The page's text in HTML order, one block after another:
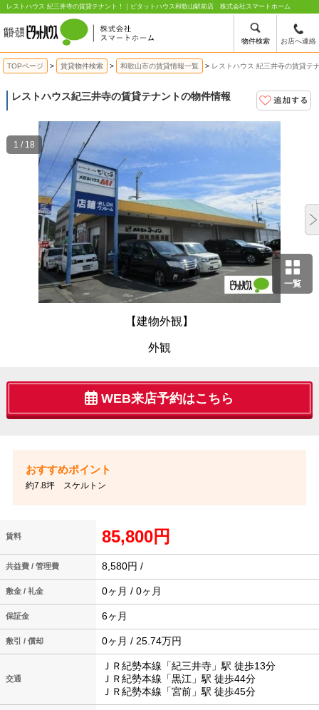
物件検索 お店へ連絡
レストハウス 紀三井寺の賃貸テナント！｜ピタットハウス和歌山駅前店 株式会社スマートホーム
TOPページ 賃貸物件検索 和歌山市の賃貸情報一覧 レストハウス 紀三井寺の賃貸テ
レストハウス紀三井寺の賃貸テナントの物件情報
一覧
【建物外観】
外観
1 / 18
WEB来店予約はこちら
約7.8坪 スケルトン
賃料 85,800円
共益費 / 管理費 8,580円 /
敷金 / 礼金 0ヶ月 / 0ヶ月
保証金 6ヶ月
敷引 / 償却 0ヶ月 / 25.74万円
交通
ＪＲ紀勢本線「紀三井寺」駅 徒歩13分
ＪＲ紀勢本線「黒江」駅 徒歩44分
ＪＲ紀勢本線「宮前」駅 徒歩45分